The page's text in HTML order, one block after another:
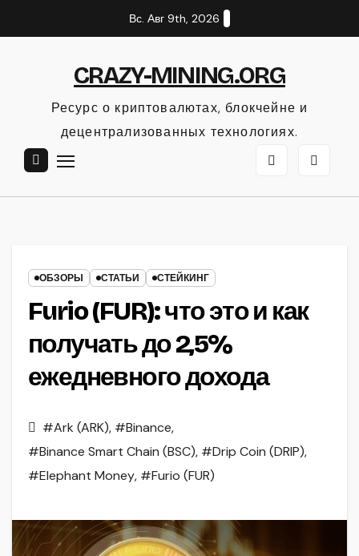
к
Вс. Авг 9th, 2026
CRAZY-MINING.ORG
Ресурс о криптовалютах, блокчейне и
децентрализованных технологиях.
ОБЗОРЫ СТАТЬИ СТЕЙКИНГ
Furio (FUR): что это и как
получать до 2,5%
ежедневного дохода
#Ark (ARK), #Binance,
#Binance Smart Chain (BSC), #Drip Coin (DRIP),
#Elephant Money, #Furio (FUR)